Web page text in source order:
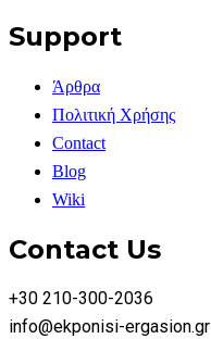
Support
Άρθρα
Πολιτική Χρήσης
Contact
Blog
Wiki
Contact Us
+30 210-300-2036
info@ekponisi-ergasion.gr